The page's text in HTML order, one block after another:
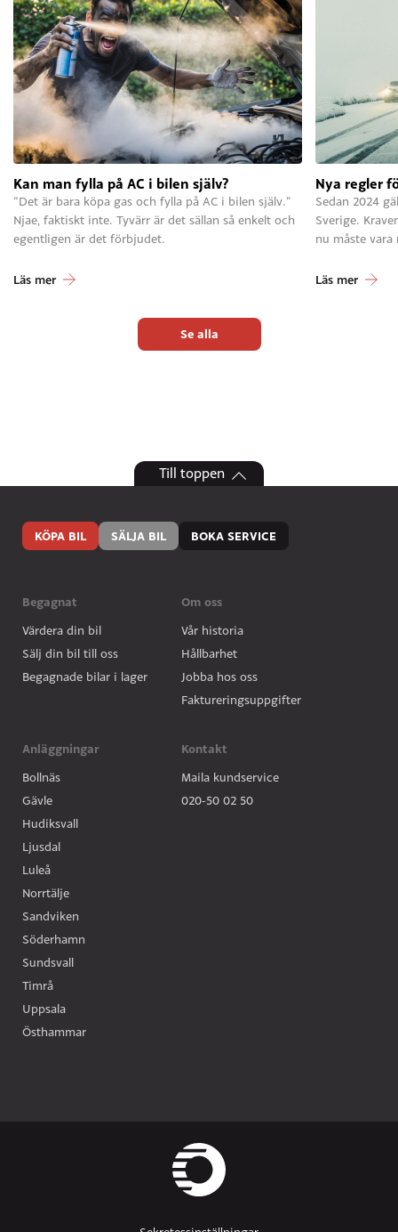
Kan man fylla på AC i bilen själv?
”Det är bara köpa gas och fylla på AC i bilen själv.”
Njae, faktiskt inte. Tyvärr är det sällan så enkelt och
egentligen är det förbjudet.
Läs mer
Nya regler
Sedan 2024
Sverige.
nu måste vara
Läs mer
Se alla
Till toppen
Begagnat
Värdera din bil
Sälj din bil till oss
Begagnade bilar i lager
Anläggningar
Bollnäs
Gävle
Hudiksvall
Ljusdal
Luleå
Norrtälje
Sandviken
Söderhamn
Sundsvall
Timrå
Uppsala
Östhammar
Om oss
Vår historia
Hållbarhet
Jobba hos oss
Faktureringsuppgifter
Kontakt
Maila kundservice
020-50 02 50
KÖPA BIL SÄLJA BIL BOKA SERVICE